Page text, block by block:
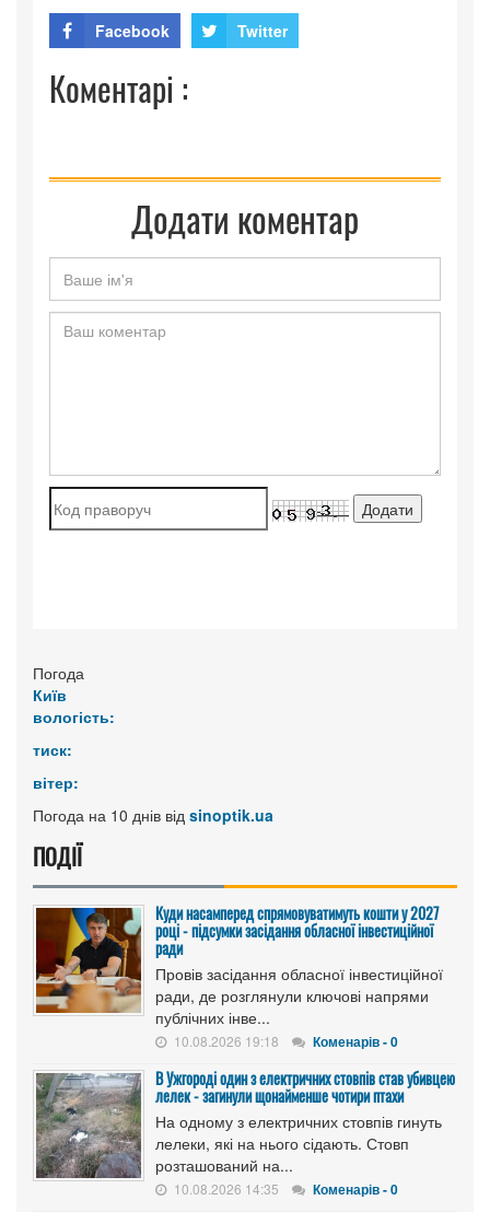
Facebook Twitter
Коментарі :
Додати коментар
Погода
Київ
вологість:
тиск:
вітер:
Погода на 10 днів від sinoptik.ua
ПОДІЇ
Куди насамперед спрямовуватимуть кошти у 2027
році - підсумки засідання обласної інвестиційної
ради
Провів засідання обласної інвестиційної
ради, де розглянули ключові напрями
публічних інве...
10.08.2026 19:18 Коменарів - 0
В Ужгороді один з електричних стовпів став убивцею
лелек - загинули щонайменше чотири птахи
На одному з електричних стовпів гинуть
лелеки, які на нього сідають. Стовп
розташований на...
10.08.2026 14:35 Коменарів - 0